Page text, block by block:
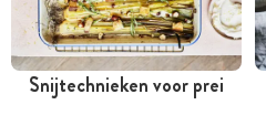
Snijtechnieken voor prei